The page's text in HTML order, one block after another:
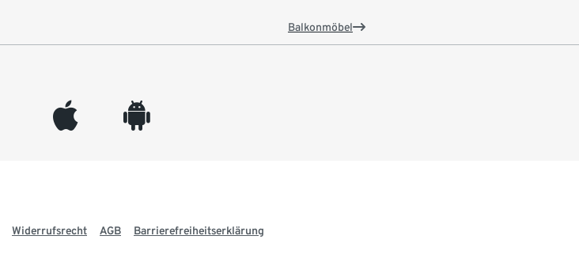
Balkonmöbel
appleinc android
Widerrufsrecht AGB Barrierefreiheitserklärung